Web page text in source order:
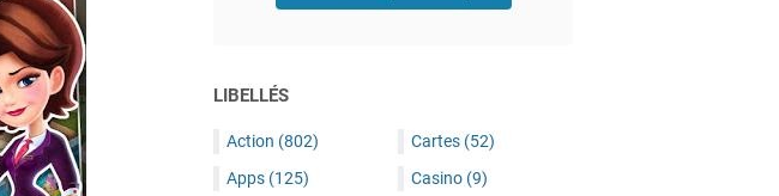
LIBELLÉS
Action (802)
Apps (125)
Cartes (52)
Casino (9)